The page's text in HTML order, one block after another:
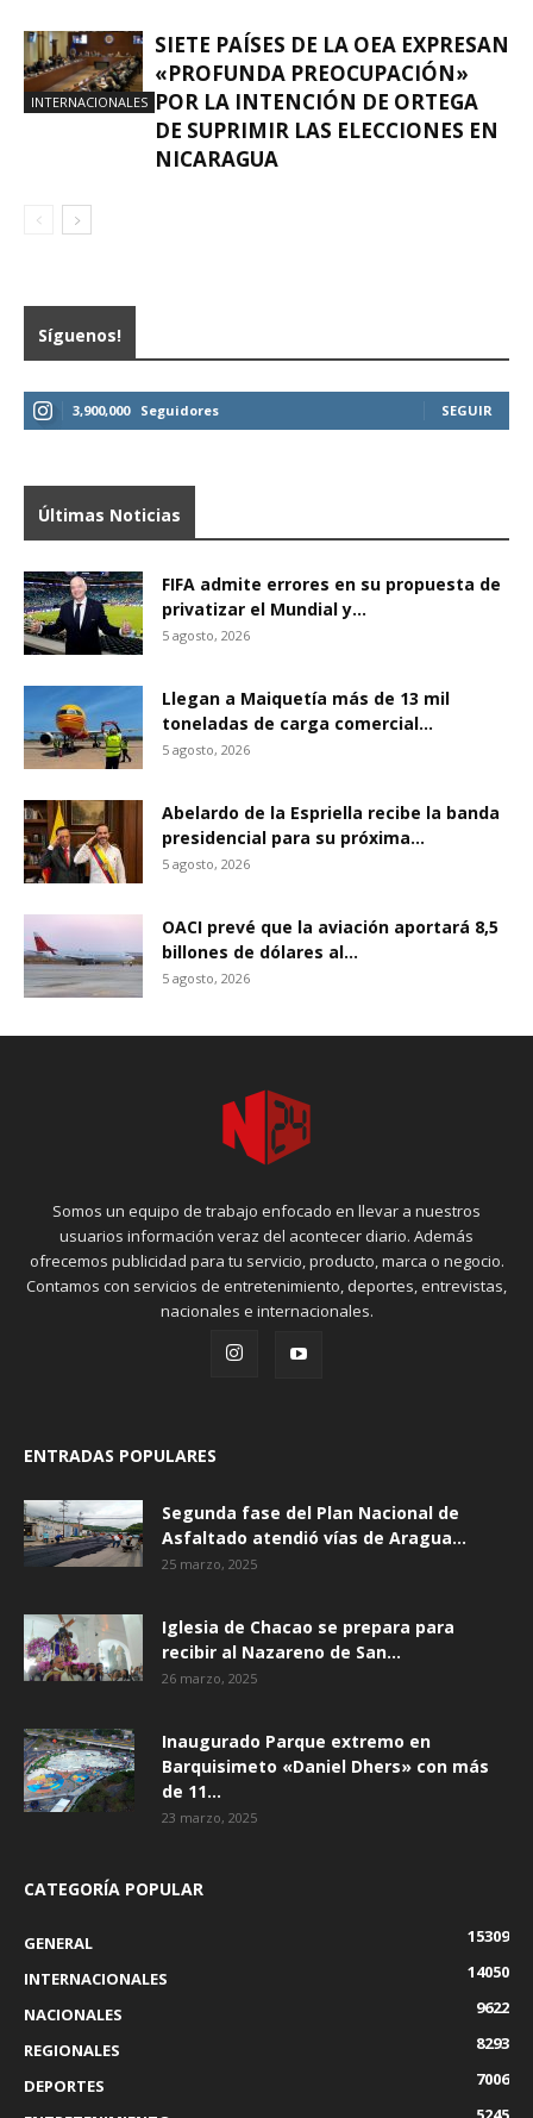
INTERNACIONALES
SIETE PAÍSES DE LA OEA EXPRESAN
«PROFUNDA PREOCUPACIÓN»
POR LA INTENCIÓN DE ORTEGA
DE SUPRIMIR LAS ELECCIONES EN
NICARAGUA
Síguenos!
3,900,000 Seguidores SEGUIR
Últimas Noticias
FIFA admite errores en su propuesta de
privatizar el Mundial y...
5 agosto, 2026
Llegan a Maiquetía más de 13 mil
toneladas de carga comercial...
5 agosto, 2026
Abelardo de la Espriella recibe la banda
presidencial para su próxima...
5 agosto, 2026
OACI prevé que la aviación aportará 8,5
billones de dólares al...
5 agosto, 2026
Somos un equipo de trabajo enfocado en llevar a nuestros
usuarios información veraz del acontecer diario. Además
ofrecemos publicidad para tu servicio, producto, marca o negocio.
Contamos con servicios de entretenimiento, deportes, entrevistas,
nacionales e internacionales.
ENTRADAS POPULARES
Segunda fase del Plan Nacional de
Asfaltado atendió vías de Aragua...
25 marzo, 2025
Iglesia de Chacao se prepara para
recibir al Nazareno de San...
26 marzo, 2025
Inaugurado Parque extremo en
Barquisimeto «Daniel Dhers» con más
de 11...
23 marzo, 2025
CATEGORÍA POPULAR
GENERAL
15309
INTERNACIONALES
14050
NACIONALES
9622
REGIONALES
8293
DEPORTES
7006